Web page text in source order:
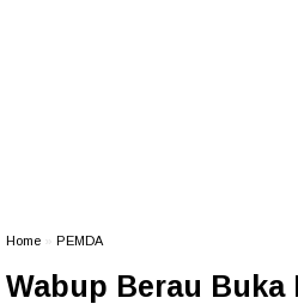
Home PEMDA
Wabup Berau